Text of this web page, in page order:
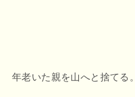
年老いた親を山へと捨てる。